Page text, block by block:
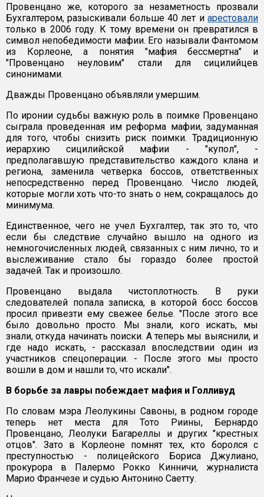
Провенцано же, которого за незаметность прозвали
Бухгалтером, разыскивали больше 40 лет и арестовали
только в 2006 году. К тому времени он превратился в
символ непобедимости мафии. Его называли Фантомом
из Корлеоне, а понятия "мафия бессмертна" и
"Провенцано неуловим" стали для сицилийцев
синонимами.
Дважды Провенцано объявляли умершим.
По иронии судьбы важную роль в поимке Провенцано
сыграла проведенная им реформа мафии, задуманная
для того, чтобы снизить риск поимки. Традиционную
иерархию сицилийской мафии - "купол", -
предполагавшую представительство каждого клана и
региона, заменила четверка боссов, ответственных
непосредственно перед Провенцано. Число людей,
которые могли хоть что-то знать о нем, сокращалось до
минимума.
Единственное, чего не учел Бухгалтер, так это то, что
если бы следствие случайно вышло на одного из
немногочисленных людей, связанных с ним лично, то и
выслеживание стало бы гораздо более простой
задачей. Так и произошло.
Провенцано выдала чистоплотность. В руки
следователей попала записка, в которой босс боссов
просил привезти ему свежее белье. "После этого все
было довольно просто. Мы знали, кого искать, мы
знали, откуда начинать поиски. А теперь мы выяснили, и
где надо искать, - рассказал впоследствии один из
участников спецоперации. - После этого мы просто
вошли в дом и нашли то, что искали".
В борьбе за лавры побеждает мафия и Голливуд
По словам мэра Леолукины Савоны, в родном городе
теперь нет места для Тото Риины, Бернардо
Провенцано, Леолуки Багареллы и других "крестных
отцов". Зато в Корлеоне помнят тех, кто боролся с
преступностью - полицейского Бориса Джулиано,
прокурора в Палермо Рокко Кинничи, журналиста
Марио Франчезе и судью Антонино Саетту.